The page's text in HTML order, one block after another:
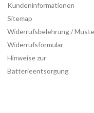
Kundeninformationen
Sitemap
Widerrufsbelehrung /
Widerrufsformular
Hinweise zur
Batterieentsorgung